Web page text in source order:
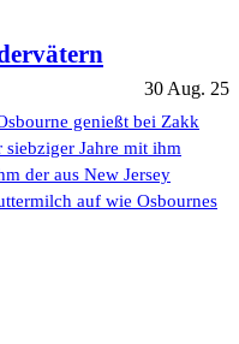
30 Aug. 25
genießt bei Zakk
siebziger Jahre mit ihm
der aus New Jersey
auf wie Osbournes